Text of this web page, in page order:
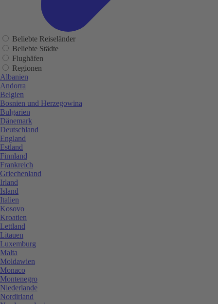
Beliebte Reiseländer
Beliebte Städte
Flughäfen
Regionen
Albanien
Andorra
Belgien
Bosnien und Herzegowina
Bulgarien
Dänemark
Deutschland
England
Estland
Finnland
Frankreich
Griechenland
Irland
Island
Italien
Kosovo
Kroatien
Lettland
Litauen
Luxemburg
Malta
Moldawien
Monaco
Montenegro
Niederlande
Nordirland